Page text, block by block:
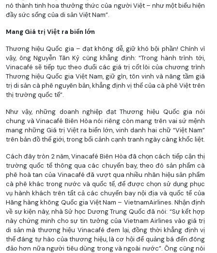
nó thành tinh hoa thưởng thức của người Việt – như một biểu hiện
đầy sức sống của di sản Việt Nam”.
Mang Giá trị Việt ra biển lớn
Thương hiệu Quốc gia – đạt không dễ, giữ khó bội phần! Chính vì
vậy, ông Nguyễn Tân Kỷ cũng khẳng định: “Trong hành trình tới,
Vinacafé sẽ tiếp tục theo đuổi các giá trị cốt lõi của chương trình
Thương hiệu Quốc gia Việt Nam, giữ gìn, tôn vinh và nâng tầm giá
trị di sản cà phê nguyên bản, khẳng định vị thế của cà phê Việt trên
thị trường quốc tế”.
Như vậy, những doanh nghiệp đạt Thương hiệu Quốc gia nói
chung và Vinacafé Biên Hòa nói riêng còn mang trên vai sứ mệnh
mang những Giá trị Việt ra biển lớn, vinh danh hai chữ “Việt Nam”
trên bản đồ thế giới, trong bối cảnh cạnh tranh ngày càng khốc liệt.
Cách đây tròn 2 năm, Vinacafé Biên Hòa đã chọn cách tiếp cận thị
trường quốc tế thông qua các chuyến bay, theo đó sản phẩm cà
phê hoà tan của Vinacafé đã vượt qua nhiều nhãn hiệu sản phẩm
cà phê khác trong nước và quốc tế, để được chọn sử dụng phục
vụ hành khách trên tất cả các chuyến bay nội địa và quốc tế của
Hãng hàng không Quốc gia Việt Nam – VietnamAirlines. Nhận định
về sự kiện này, nhà Sử học Dương Trung Quốc đã nói: “Sự kết hợp
này chứng minh cho sự tin tưởng của Vietnam Airlines vào giá trị
di sản mà thương hiệu Vinacafé đem lại, đồng thời khẳng định vị
thế đáng tự hào của thương hiệu, là cơ hội để quảng bá đến đông
đảo hơn nữa người tiêu dùng trong và ngoài nước”. Ông cũng nói